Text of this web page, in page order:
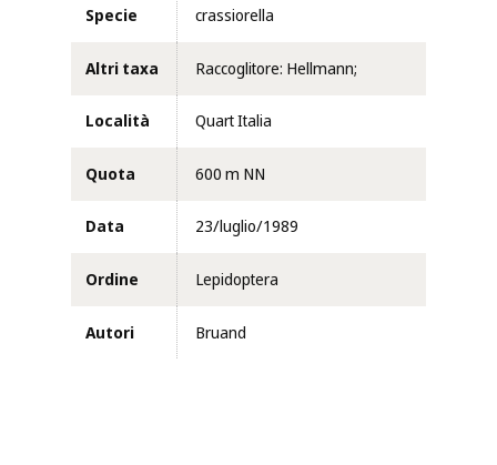
Specie crassiorella
Altri taxa Raccoglitore: Hellmann;
Località Quart Italia
Quota 600 m NN
Data 23/luglio/1989
Ordine Lepidoptera
Autori Bruand